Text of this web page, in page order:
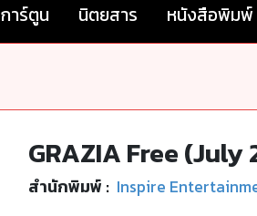
การ์ตูน นิตยสาร หนังสือพิมพ์
GRAZIA Free (July
สำนักพิมพ์ : Inspire